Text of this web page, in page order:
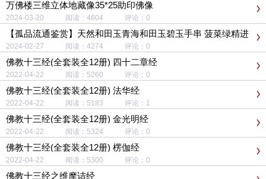
万佛楼三维立体地藏像35*25助印佛像
2024-03-20 阅读：4604 评论：0
【孤品流通鉴赏】天然和田玉青海和田玉碧玉手串 菠菜绿精进
修行 万佛楼经典文化
2024-02-27 阅读：4274 评论：0
佛教十三经(全套装全12册) 四十二章经
2022-04-22 阅读：5260 评论：0
佛教十三经(全套装全12册) 法华经
2022-04-22 阅读：5183 评论：1
佛教十三经(全套装全12册) 金光明经
2022-04-22 阅读：5324 评论：0
佛教十三经(全套装全12册) 楞伽经
2022-04-22 阅读：5300 评论：0
佛教十三经之维摩诘经